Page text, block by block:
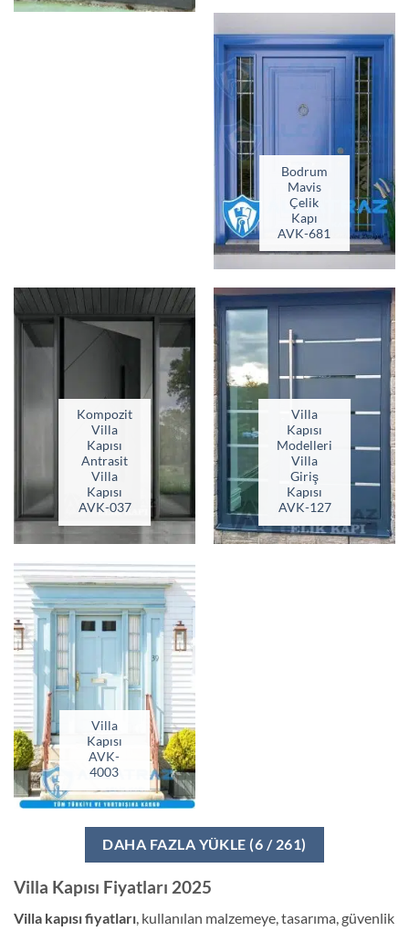
Bodrum
Mavis
Çelik
Kapı
AVK-681
Kompozit
Villa
Kapısı
Antrasit
Villa
Kapısı
AVK-037
Villa
Kapısı
Modelleri
Villa
Giriş
Kapısı
AVK-127
Villa
Kapısı
AVK-
4003
DAHA FAZLA YÜKLE (6 / 261)
Villa Kapısı Fiyatları 2025
Villa kapısı fiyatları, kullanılan malzemeye, tasarıma, güvenlik